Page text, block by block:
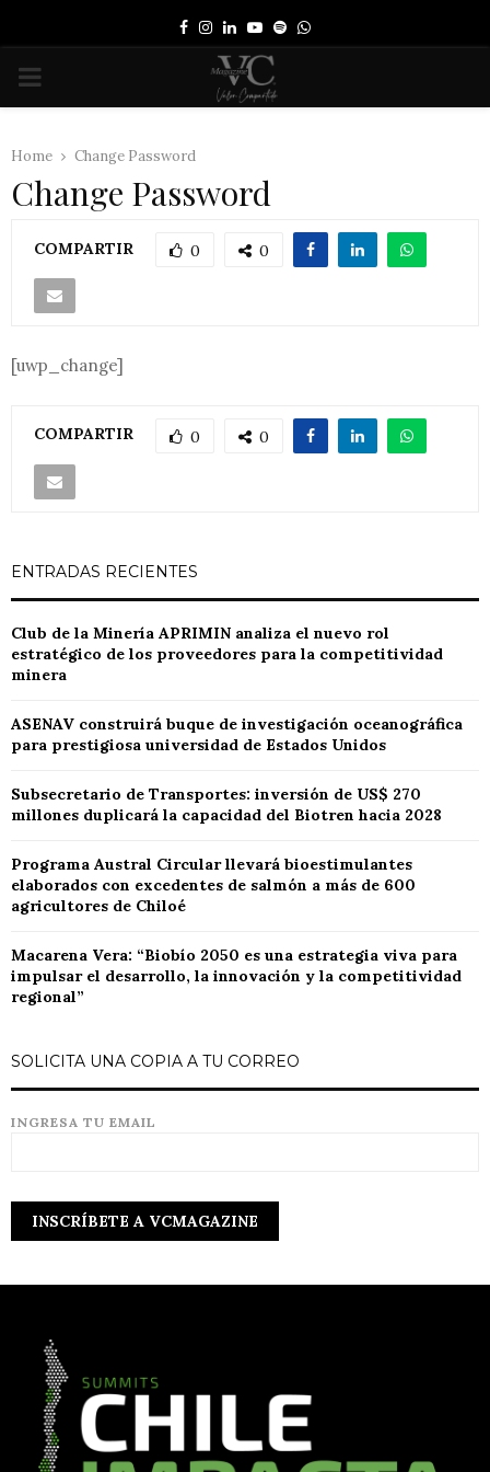
Facebook
Instagram
LinkedinYoutube
SpotifyWhatsapp
PRIMARY
Home Change Password
Change Password
COMPARTIR 0 0
[uwp_change]
COMPARTIR 0 0
ENTRADAS RECIENTES
Club de la Minería APRIMIN analiza el nuevo rol
estratégico de los proveedores para la competitividad
minera
ASENAV construirá buque de investigación oceanográfica
para prestigiosa universidad de Estados Unidos
Subsecretario de Transportes: inversión de US$ 270
millones duplicará la capacidad del Biotren hacia 2028
Programa Austral Circular llevará bioestimulantes
elaborados con excedentes de salmón a más de 600
agricultores de Chiloé
Macarena Vera: “Biobío 2050 es una estrategia viva para
impulsar el desarrollo, la innovación y la competitividad
regional”
SOLICITA UNA COPIA A TU CORREO
INGRESA TU EMAIL